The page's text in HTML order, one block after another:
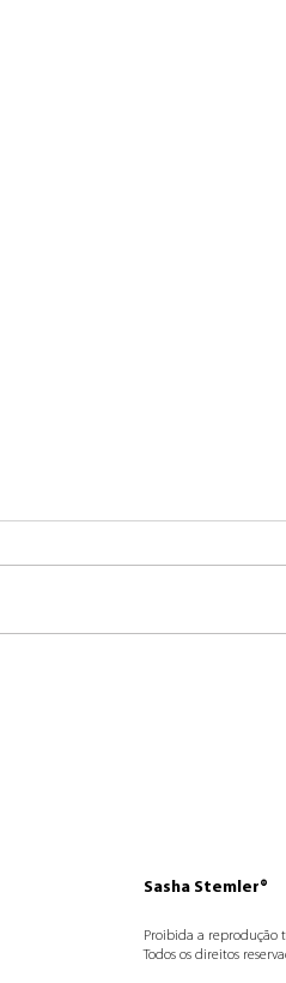
Sasha Stemler®
Proibida a reprodução
Todos os direitos